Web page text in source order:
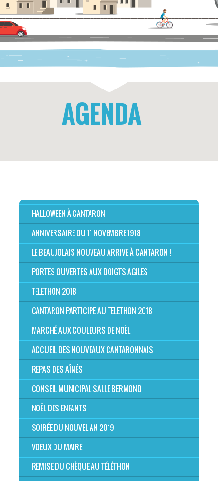
AGENDA
HALLOWEEN À CANTARON
ANNIVERSAIRE DU 11 NOVEMBRE 1918
LE BEAUJOLAIS NOUVEAU ARRIVE À CANTARON !
PORTES OUVERTES AUX DOIGTS AGILES
TELETHON 2018
CANTARON PARTICIPE AU TELETHON 2018
MARCHÉ AUX COULEURS DE NOËL
ACCUEIL DES NOUVEAUX CANTARONNAIS
REPAS DES AÎNÉS
CONSEIL MUNICIPAL SALLE BERMOND
NOËL DES ENFANTS
SOIRÉE DU NOUVEL AN 2019
VOEUX DU MAIRE
REMISE DU CHÈQUE AU TÉLÉTHON